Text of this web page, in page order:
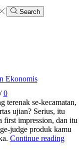
Search
Ekonomis
/ 0
terenak se-kecamatan,
ujian? Serius, itu
first impression, dan itu
judge produk kamu
Continue reading